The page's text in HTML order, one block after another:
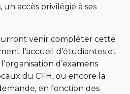
un accès privilégié à ses
venir compléter cette
l’accueil d’étudiantes et
d’examens
du CFH, ou encore la
en fonction des